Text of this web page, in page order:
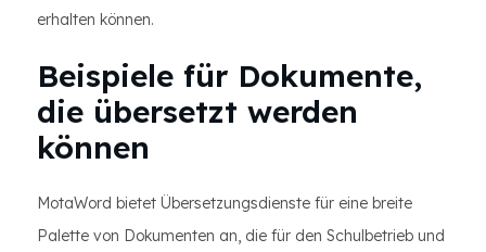
erhalten können.
Beispiele für Dokumente,
die übersetzt werden
können
MotaWord bietet Übersetzungsdienste für eine breite
Palette von Dokumenten an, die für den Schulbetrieb und